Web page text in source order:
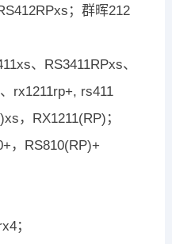
；群晖212
、RS3411RPxs、
rx1211rp+, rs411
，RX1211(RP)；
，RS810(RP)+
；